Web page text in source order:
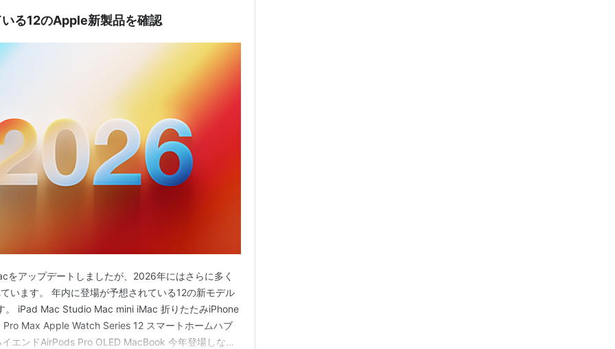
る12のApple新製品を確認
をアップデートしましたが、2026年にはさらに多く
います。 年内に登場が予想されている12の新モデル
。 iPad Mac Studio Mac mini iMac 折りたたみiPhone
Max Apple Watch Series 12 スマートホームハブ
エンドAirPods Pro OLED MacBook 今年登場しない